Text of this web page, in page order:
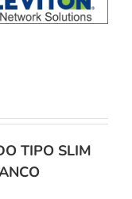
TIPO SLIM